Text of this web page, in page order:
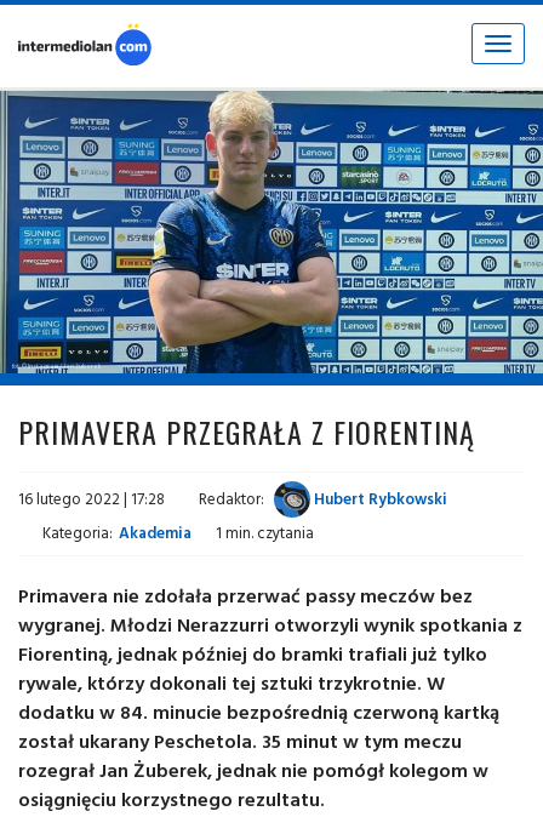
Toggle
fot. © Instagram / Jan Żuberek
PRIMAVERA PRZEGRAŁA Z FIORENTINĄ
16 lutego 2022 | 17:28 Redaktor:
Hubert Rybkowski
Kategoria: Akademia 1 min. czytania
Primavera nie zdołała przerwać passy meczów bez
wygranej. Młodzi Nerazzurri otworzyli wynik spotkania z
Fiorentiną, jednak później do bramki trafiali już tylko
rywale, którzy dokonali tej sztuki trzykrotnie. W
dodatku w 84. minucie bezpośrednią czerwoną kartką
został ukarany Peschetola. 35 minut w tym meczu
rozegrał Jan Żuberek, jednak nie pomógł kolegom w
osiągnięciu korzystnego rezultatu.